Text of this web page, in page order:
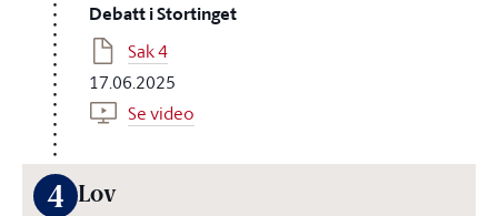
Debatt i Stortinget
Sak 4
17.06.2025
Se video
4 Lov